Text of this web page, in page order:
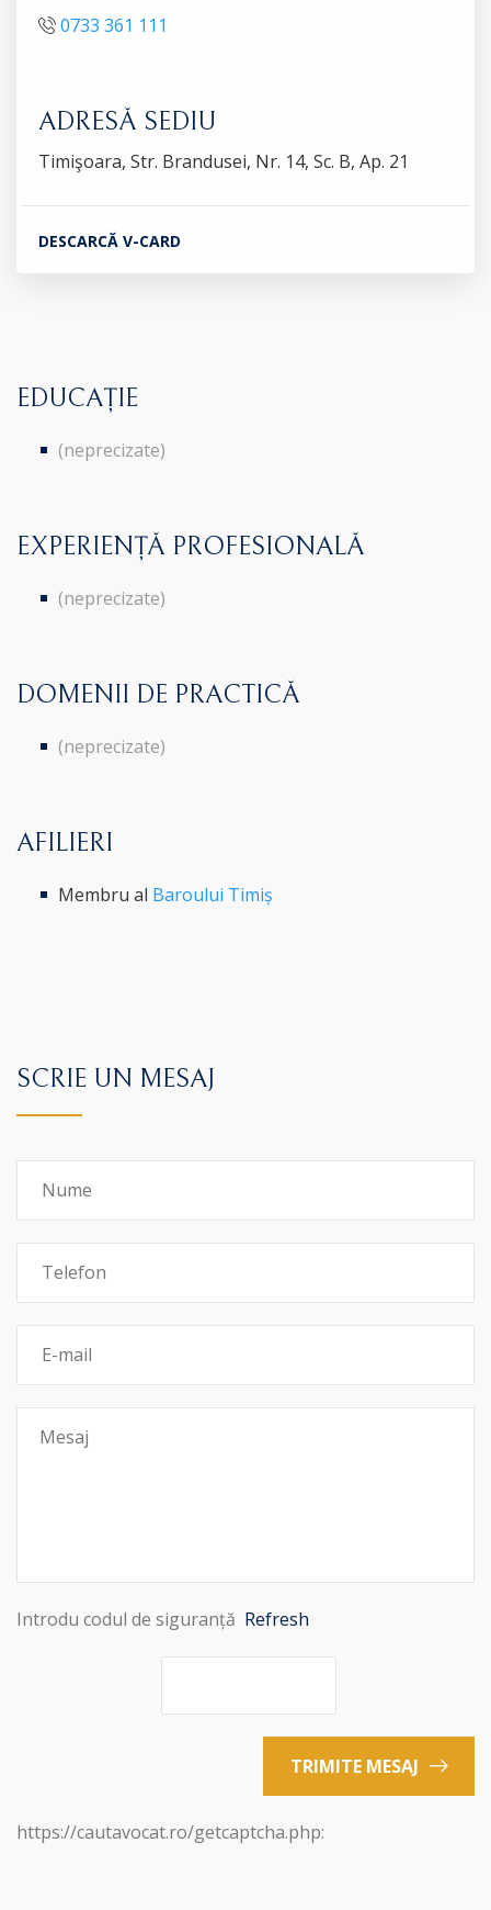
0733 361 111
ADRESĂ SEDIU
Timişoara, Str. Brandusei, Nr. 14, Sc. B, Ap. 21
DESCARCĂ V-CARD
EDUCAȚIE
(neprecizate)
EXPERIENȚĂ PROFESIONALĂ
(neprecizate)
DOMENII DE PRACTICĂ
(neprecizate)
AFILIERI
Membru al Baroului Timiș
SCRIE UN MESAJ
Introdu codul de siguranță Refresh
TRIMITE MESAJ
https://cautavocat.ro/getcaptcha.php: